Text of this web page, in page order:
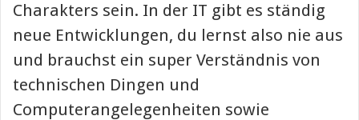
Charakters sein. In der IT gibt es ständig
neue Entwicklungen, du lernst also nie aus
und brauchst ein super Verständnis von
technischen Dingen und
Computerangelegenheiten sowie